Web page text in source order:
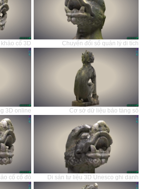
cổ 3D Chuyển đổi số quản lý di tích
3D online Cơ sở dữ liệu bảo tàng số
cổ cố đô Di sản tư liệu 3D Unesco ghi danh